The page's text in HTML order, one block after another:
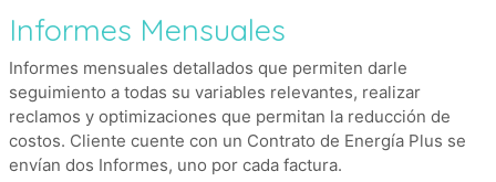
Informes Mensuales
Informes mensuales detallados que permiten darle
seguimiento a todas su variables relevantes, realizar
reclamos y optimizaciones que permitan la reducción de
costos. Cliente cuente con un Contrato de Energía Plus se
envían dos Informes, uno por cada factura.